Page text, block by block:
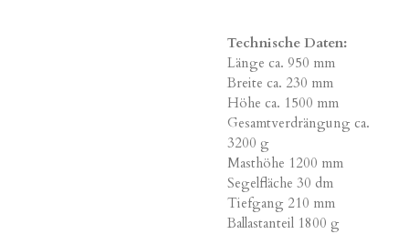
Technische Daten:
Länge ca. 950 mm
Breite ca. 230 mm
Höhe ca. 1500 mm
Gesamtverdrängung ca.
3200 g
Masthöhe 1200 mm
Segelfläche 30 dm
Tiefgang 210 mm
Ballastanteil 1800 g